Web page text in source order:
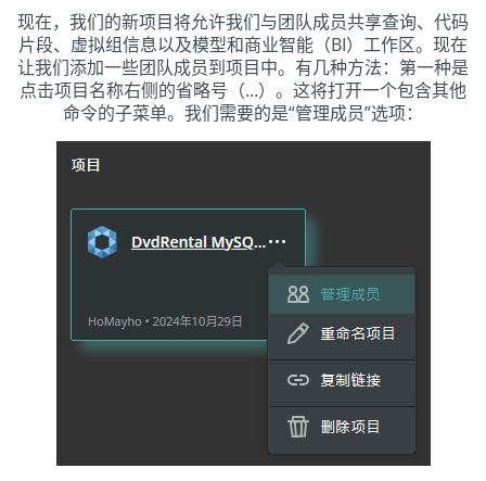
现在，我们的新项目将允许我们与团队成员共享查询、代码
片段、虚拟组信息以及模型和商业智能（BI）工作区。现在
让我们添加一些团队成员到项目中。有几种方法：第一种是
点击项目名称右侧的省略号（...）。这将打开一个包含其他
命令的子菜单。我们需要的是“管理成员”选项：